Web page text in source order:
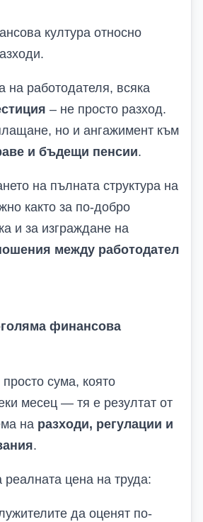
култура относно
на работодателя, всяка
– не просто разход.
но и ангажимент към
и бъдещи пенсии.
на пълната структура на
както за по-добро
и за изграждане на
между работодател
финансова
сума, която
месец — тя е резултат от
на разходи, регулации и
.
реалната цена на труда:
да оценят по-